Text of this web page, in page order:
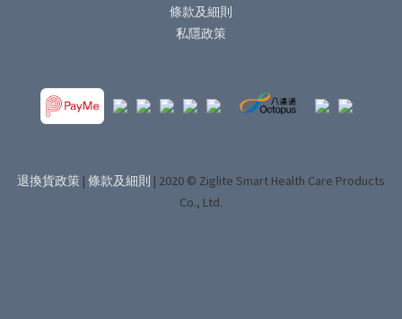
條款及細則
私隱政策
退換貨政策 | 條款及細則 | 2020 © Ziglite Smart Health Care Products
Co., Ltd.